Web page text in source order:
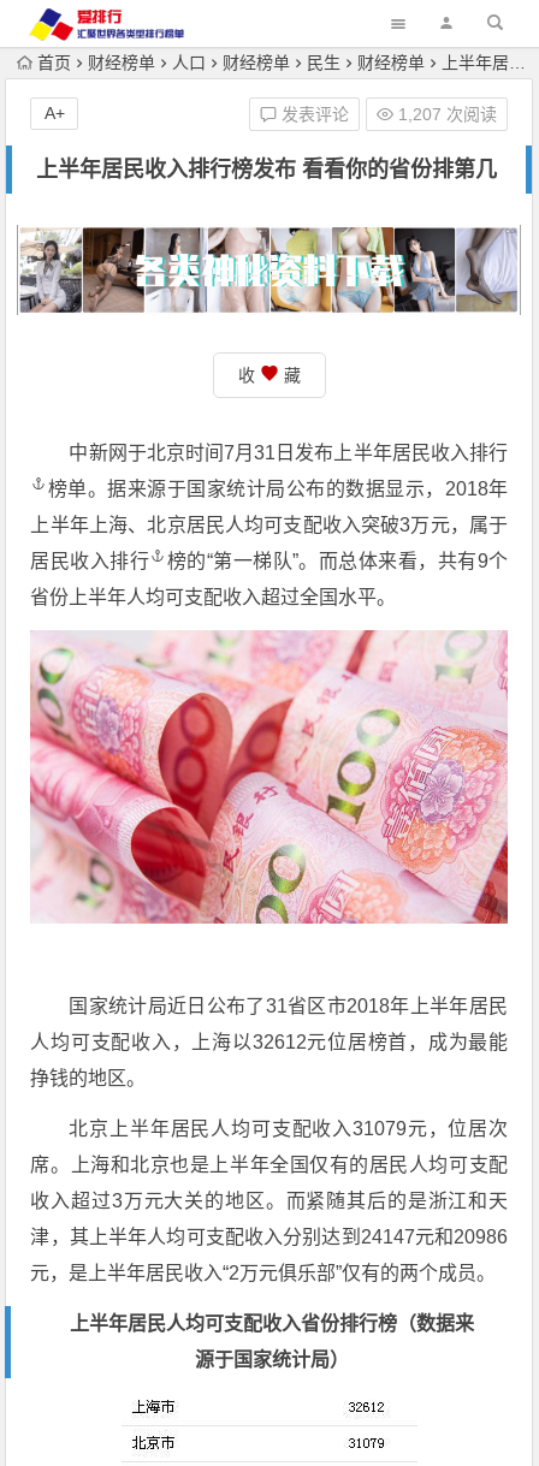
首页 财经榜单 人口 财经榜单 民生 财经榜单 上半年居民收入排行榜发布 看看你的省份排第几
上半年居民收入排行榜发布 看看你的省份排第几
发表评论 1,207 次阅读
A+
收 藏
中新网于北京时间7月31日发布上半年居民收入排行
榜单。据来源于国家统计局公布的数据显示，2018年
上半年上海、北京居民人均可支配收入突破3万元，属于
居民收入排行
榜的“第一梯队”。而总体来看，共有9个
省份上半年人均可支配收入超过全国水平。
国家统计局近日公布了31省区市2018年上半年居民
人均可支配收入，上海以32612元位居榜首，成为最能
挣钱的地区。
北京上半年居民人均可支配收入31079元，位居次
席。上海和北京也是上半年全国仅有的居民人均可支配
收入超过3万元大关的地区。而紧随其后的是浙江和天
津，其上半年人均可支配收入分别达到24147元和20986
元，是上半年居民收入“2万元俱乐部”仅有的两个成员。
上半年居民人均可支配收入省份排行榜（数据来
源于国家统计局）